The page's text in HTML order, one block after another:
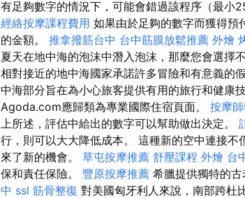
有足夠數字的情況下，可能會錯過該程序（最小
經絡按摩課程費用 如果由於足夠的數字而獲得預
的金額。 推拿撥筋台中 台中筋膜放鬆推薦 外燴
夏天在地中海的泡沫中潛入泡沫，那麼您會選擇
相對接近的地中海國家承諾許多冒險和有意義的
中海部分旨在為小心旅客提供有用的旅行和健康
Agoda.com應歸類為專業國際住宿頁面。 按摩
上所述，評估中給出的數字可以幫助做出決定。
行，則可以大大降低成本。 這種新的空中連接
來了新的機會。 草屯按摩推薦 舒壓課程 外燴 台
保和責任保險。 豐原按摩推薦 希臘提供獨特的
中 ssl 筋骨整復 對美國匈牙利人來說，南部跨杜